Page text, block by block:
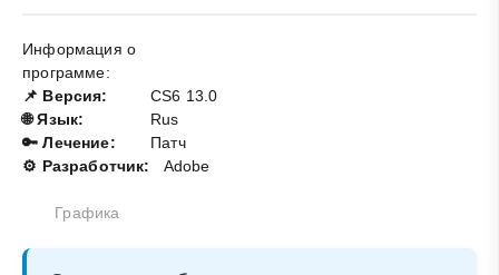
Информация о
программе:
📌 Версия:
CS6 13.0
🌐 Язык:
Rus
🔑 Лечение:
Патч
⚙️ Разработчик:
Adobe
Графика